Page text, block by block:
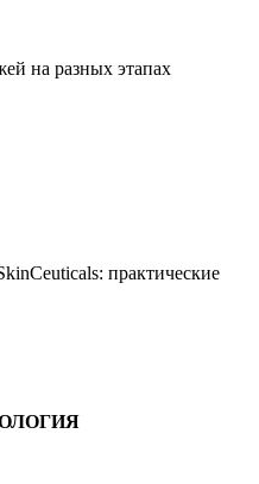
на разных этапах
практические